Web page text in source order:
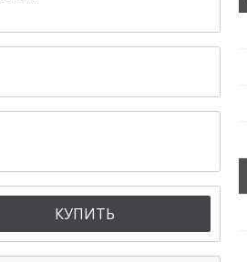
КУПИТЬ